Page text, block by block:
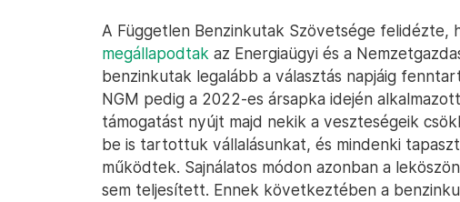
A Független Benzinkutak Szövetsége felidézte,
megállapodtak az Energiaügyi és a
benzinkutak legalább a választás napjáig
NGM pedig a 2022-es ársapka idején
támogatást nyújt majd nekik a veszteségeik
be is tartottuk vállalásunkat, és mindenki
működtek. Sajnálatos módon azonban a
sem teljesített. Ennek következtében a